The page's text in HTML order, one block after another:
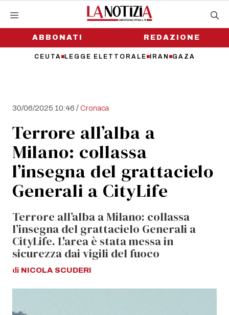
contenutoABBONATI
CEUTA LEGGE ELETTORALE IRAN GAZA
REDAZIONE
30/06/2025 10:46 /Cronaca
Terrore all’alba a
Milano: collassa
l’insegna del grattacielo
Generali a CityLife
Terrore all’alba a Milano: collassa
l’insegna del grattacielo Generali a
CityLife. L'area è stata messa in
sicurezza dai vigili del fuoco
di NICOLA SCUDERI